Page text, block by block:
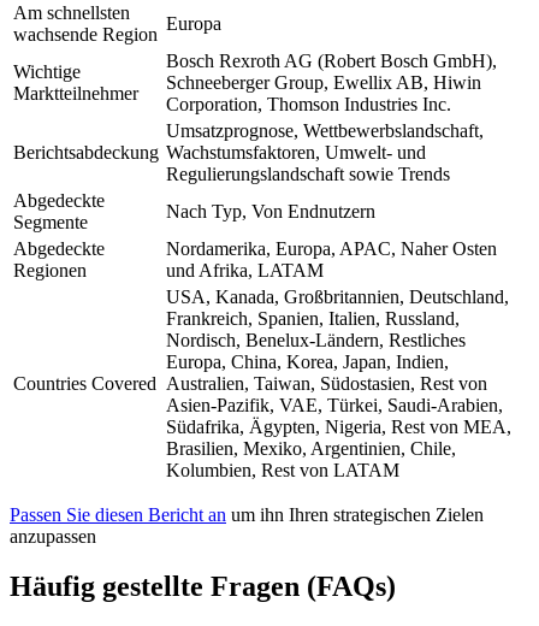
Am schnellsten
wachsende Region
Europa
Wichtige
Marktteilnehmer
Bosch Rexroth AG (Robert Bosch GmbH),
Schneeberger Group, Ewellix AB, Hiwin
Corporation, Thomson Industries Inc.
Berichtsabdeckung
Umsatzprognose, Wettbewerbslandschaft,
Wachstumsfaktoren, Umwelt- und
Regulierungslandschaft sowie Trends
Abgedeckte
Segmente
Nach Typ, Von Endnutzern
Abgedeckte
Regionen
Nordamerika, Europa, APAC, Naher Osten
und Afrika, LATAM
Countries Covered
USA, Kanada, Großbritannien, Deutschland,
Frankreich, Spanien, Italien, Russland,
Nordisch, Benelux-Ländern, Restliches
Europa, China, Korea, Japan, Indien,
Australien, Taiwan, Südostasien, Rest von
Asien-Pazifik, VAE, Türkei, Saudi-Arabien,
Südafrika, Ägypten, Nigeria, Rest von MEA,
Brasilien, Mexiko, Argentinien, Chile,
Kolumbien, Rest von LATAM
Passen Sie diesen Bericht an um ihn Ihren strategischen Zielen
anzupassen
Häufig gestellte Fragen (FAQs)